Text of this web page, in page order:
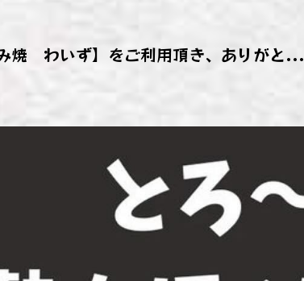
わいず桶川店
焼 わいず】をご利用頂き、ありがと...